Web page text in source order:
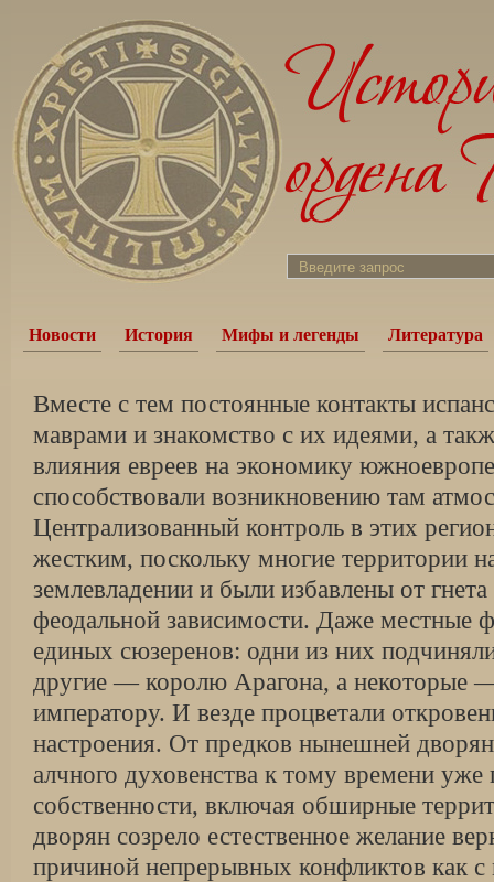
Новости История Мифы и легенды Литература
Вместе с тем постоянные контакты
маврами и знакомство с их идеями, а
влияния евреев на экономику
способствовали возникновению там
Централизован­ный контроль в этих
жестким, по­скольку многие территории
землевладении и были избавлены от
феодальной зависимости. Даже местные
единых сюзеренов: одни из них
другие — королю Арагона, а некоторые
императору. И везде процветали
настроения. От предков нынешней
алчного духовенства к тому времени
собственности, включая обширные
дворян созрело естественное желание
причиной непрерывных конфликтов как